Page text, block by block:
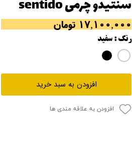
سنتیدو چرمی sentido
۱۷,۱۰۰,۰۰۰ تومان
رنگ: سفید
افزودن به سبد خرید
افزودن به علاقه مندی ها